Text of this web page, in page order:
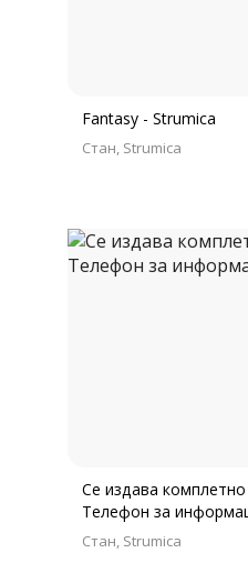
Fantasy - Strumica
Стан Strumica
Се издава
Телефон за
Стан Strumica